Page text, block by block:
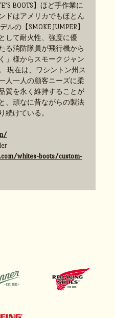
BOOTS】ほど手作業に
ドはアメリカでもほとん
の【SMOKE JUMPER】
して耐火性、強度に優
る消防隊員が飛行機から
」様からスモークジャン
現在は、ワシントン州ス
人一人の顧客ニーズに柔
質を永く維持することが
、頑なに昔ながらの製法
続けている。
whites-boots/custom-